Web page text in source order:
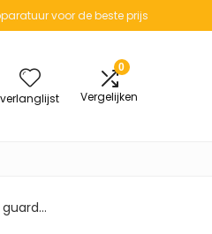
voor de beste prijs
verlanglijst
0
Vergelijken